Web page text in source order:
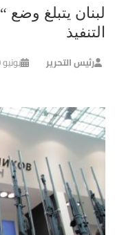
لبنان يتبلغ
التنفيذ
رئيس التحرير يونيو 10, 2020